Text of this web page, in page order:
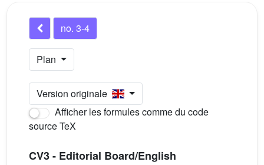
no. 3-4
Plan
Version originale
Afficher les formules comme du code
source TeX
CV3 - Editorial Board/English